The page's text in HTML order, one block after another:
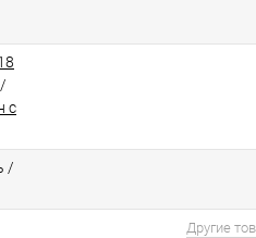
/
с
/
Другие